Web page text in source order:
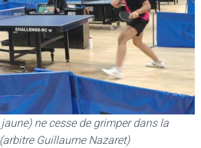
ne cesse de grimper dans la
Guillaume Nazaret)